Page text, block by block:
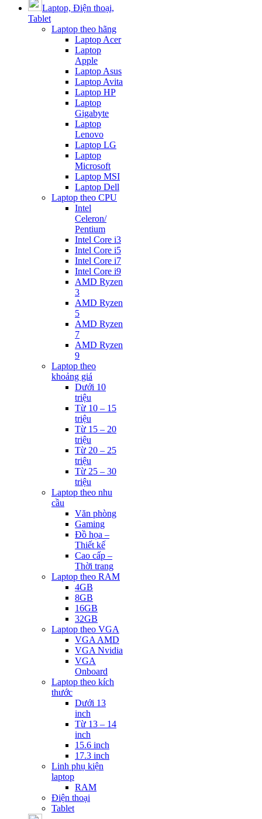
Laptop, Điện thoại,
Tablet
Laptop theo hãng
Laptop Acer
Laptop
Apple
Laptop Asus
Laptop Avita
Laptop HP
Laptop
Gigabyte
Laptop
Lenovo
Laptop LG
Laptop
Microsoft
Laptop MSI
Laptop Dell
Laptop theo CPU
Intel
Celeron/
Pentium
Intel Core i3
Intel Core i5
Intel Core i7
Intel Core i9
AMD Ryzen
3
AMD Ryzen
5
AMD Ryzen
7
AMD Ryzen
9
Laptop theo
khoảng giá
Dưới 10
triệu
Từ 10 – 15
triệu
Từ 15 – 20
triệu
Từ 20 – 25
triệu
Từ 25 – 30
triệu
Laptop theo nhu
cầu
Văn phòng
Gaming
Đồ họa –
Thiết kế
Cao cấp –
Thời trang
Laptop theo RAM
4GB
8GB
16GB
32GB
Laptop theo VGA
VGA AMD
VGA Nvidia
VGA
Onboard
Laptop theo kích
thước
Dưới 13
inch
Từ 13 – 14
inch
15.6 inch
17.3 inch
Linh phụ kiện
laptop
RAM
Điện thoại
Tablet